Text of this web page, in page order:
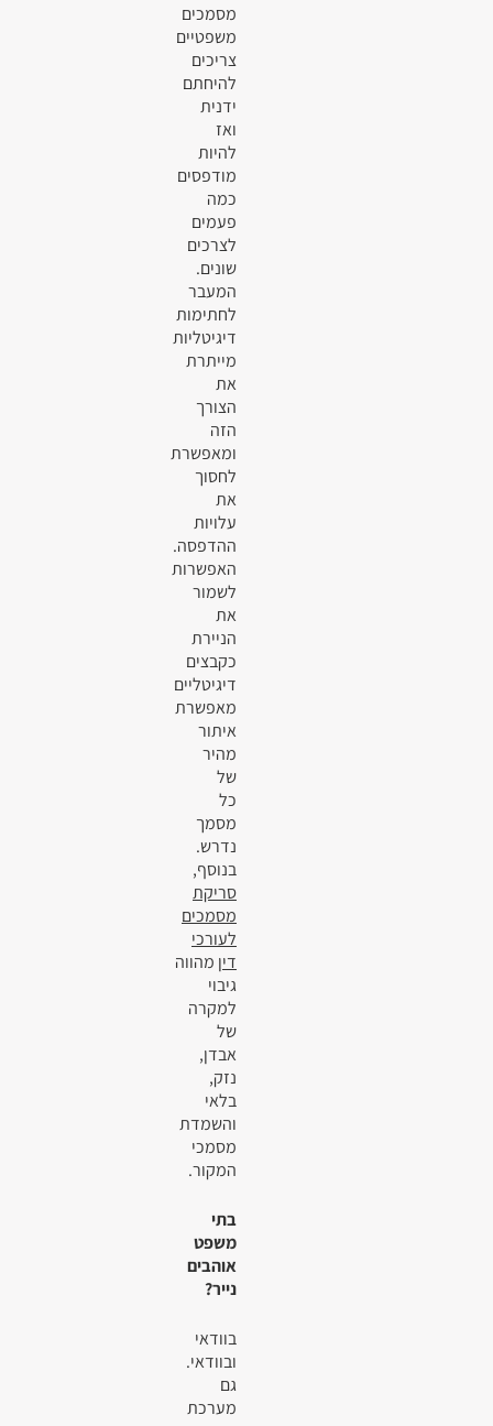
מסמכים
משפטיים
צריכים
להיחתם
ידנית
ואז
להיות
מודפסים
כמה
פעמים
לצרכים
שונים.
המעבר
לחתימות
דיגיטליות
מייתרת
את
הצורך
הזה
ומאפשרת
לחסוך
את
עלויות
ההדפסה.
האפשרות
לשמור
את
הניירת
כקבצים
דיגיטליים
מאפשרת
איתור
מהיר
של
כל
מסמך
נדרש.
בנוסף,
סריקת
מסמכים
לעורכי
דין מהווה
גיבוי
למקרה
של
אבדן,
נזק,
בלאי
והשמדת
מסמכי
המקור.
בתי
משפט
אוהבים
נייר?
בוודאי
ובוודאי.
גם
מערכת